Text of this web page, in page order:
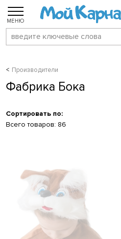
МЕНЮ
Производители
Фабрика Бока
Сортировать по:
Всего товаров: 86